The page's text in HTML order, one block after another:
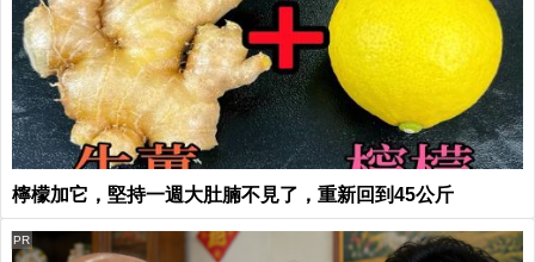
檸檬加它，堅持一週大肚腩不見了，重新回到45公斤
PR